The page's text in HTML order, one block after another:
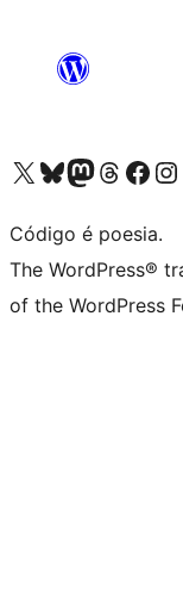
Visite a nossa conta X (antigo Twitter)
Visit our Bluesky account
Visit our Mastodon account
Visit our Threads
Visite a
Código é poesia.
The WordPress®
of the WordPress